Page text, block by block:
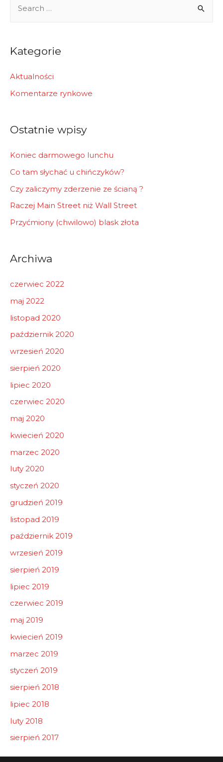
r
h
f
Kategorie
Aktualności
Komentarze rynkowe
Ostatnie wpisy
Koniec darmowego lunchu
Co tam słychać u chińczyków?
Czy zaliczymy zderzenie ze ścianą ?
Raczej Main Street niż Wall Street
Przyćmiony (chwilowo) blask złota
Archiwa
czerwiec 2022
maj 2022
listopad 2020
październik 2020
wrzesień 2020
sierpień 2020
lipiec 2020
czerwiec 2020
maj 2020
kwiecień 2020
marzec 2020
luty 2020
styczeń 2020
grudzień 2019
listopad 2019
październik 2019
wrzesień 2019
sierpień 2019
lipiec 2019
czerwiec 2019
maj 2019
kwiecień 2019
marzec 2019
styczeń 2019
sierpień 2018
lipiec 2018
luty 2018
sierpień 2017